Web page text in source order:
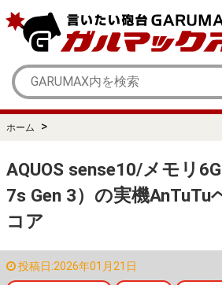
ホーム >
AQUOS sense10/メモリ
7s Gen 3）の実機AnTuTu
コア
投稿日:2026年01月21日